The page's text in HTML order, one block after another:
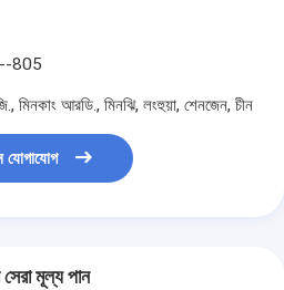
805
আরডি., মিনঝি, লংহুয়া, শেনজেন, চীন
যোগাযোগ
মূল্য পান